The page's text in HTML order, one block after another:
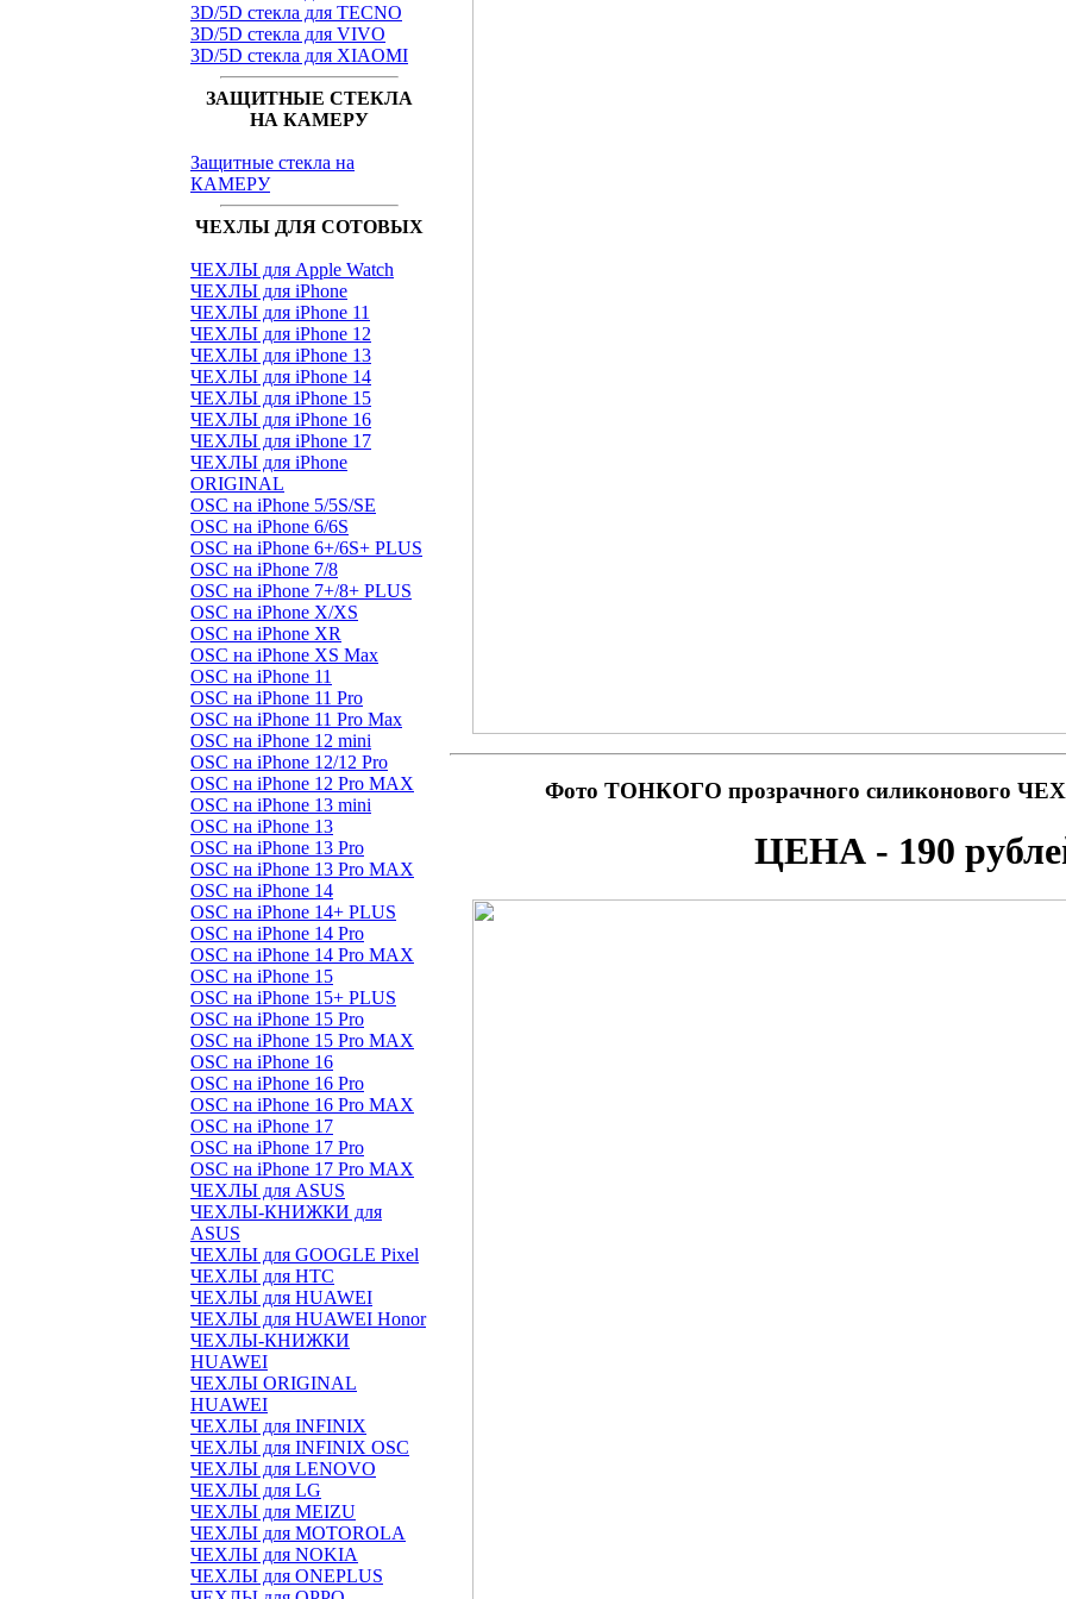
3D/5D стекла для TECNO
3D/5D стекла для VIVO
3D/5D стекла для XIAOMI
ЗАЩИТНЫЕ СТЕКЛА
НА КАМЕРУ
Защитные стекла на
КАМЕРУ
ЧЕХЛЫ ДЛЯ СОТОВЫХ
ЧЕХЛЫ для Apple Watch
ЧЕХЛЫ для iPhone
ЧЕХЛЫ для iPhone 11
ЧЕХЛЫ для iPhone 12
ЧЕХЛЫ для iPhone 13
ЧЕХЛЫ для iPhone 14
ЧЕХЛЫ для iPhone 15
ЧЕХЛЫ для iPhone 16
ЧЕХЛЫ для iPhone 17
ЧЕХЛЫ для iPhone
ORIGINAL
OSC на iPhone 5/5S/SE
OSC на iPhone 6/6S
OSC на iPhone 6+/6S+ PLUS
OSC на iPhone 7/8
OSC на iPhone 7+/8+ PLUS
OSC на iPhone X/XS
OSC на iPhone XR
OSC на iPhone XS Max
OSC на iPhone 11
OSC на iPhone 11 Pro
OSC на iPhone 11 Pro Max
OSC на iPhone 12 mini
OSC на iPhone 12/12 Pro
OSC на iPhone 12 Pro MAX
OSC на iPhone 13 mini
OSC на iPhone 13
OSC на iPhone 13 Pro
OSC на iPhone 13 Pro MAX
OSC на iPhone 14
OSC на iPhone 14+ PLUS
OSC на iPhone 14 Pro
OSC на iPhone 14 Pro MAX
OSC на iPhone 15
OSC на iPhone 15+ PLUS
OSC на iPhone 15 Pro
OSC на iPhone 15 Pro MAX
OSC на iPhone 16
OSC на iPhone 16 Pro
OSC на iPhone 16 Pro MAX
OSC на iPhone 17
OSC на iPhone 17 Pro
OSC на iPhone 17 Pro MAX
ЧЕХЛЫ для ASUS
ЧЕХЛЫ-КНИЖКИ для
ASUS
ЧЕХЛЫ для GOOGLE Pixel
ЧЕХЛЫ для HTC
ЧЕХЛЫ для HUAWEI
ЧЕХЛЫ для HUAWEI Honor
ЧЕХЛЫ-КНИЖКИ
HUAWEI
ЧЕХЛЫ ORIGINAL
HUAWEI
ЧЕХЛЫ для INFINIX
ЧЕХЛЫ для INFINIX OSC
ЧЕХЛЫ для LENOVO
ЧЕХЛЫ для LG
ЧЕХЛЫ для MEIZU
ЧЕХЛЫ для MOTOROLA
ЧЕХЛЫ для NOKIA
ЧЕХЛЫ для ONEPLUS
Фото ТОНКОГО прозрачного силиконового
ЦЕНА - 190